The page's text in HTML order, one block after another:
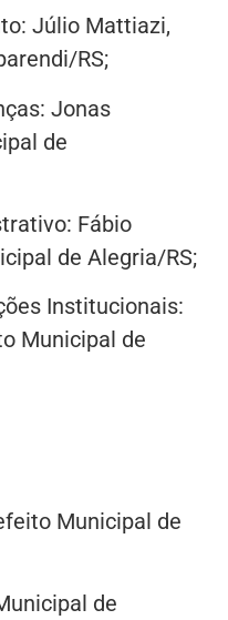
Júlio Mattiazi,
RS;
Jonas
de
Fábio
de Alegria/RS;
Institucionais:
Municipal de
Municipal de
de